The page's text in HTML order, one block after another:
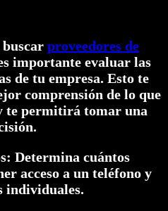
buscar proveedores de
importante evaluar las
de tu empresa. Esto te
comprensión de lo que
te permitirá tomar una
Determina cuántos
acceso a un teléfono y
individuales.